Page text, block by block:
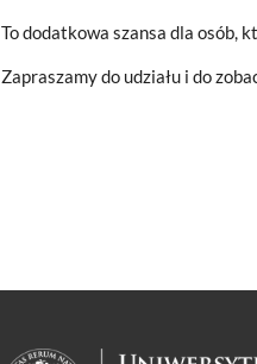
To dodatkowa szansa dla osób,
Zapraszamy do udziału i do